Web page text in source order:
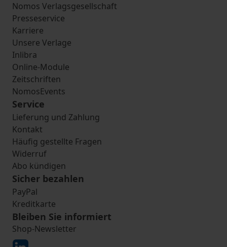
Nomos Verlagsgesellschaft
Presseservice
Karriere
Unsere Verlage
Inlibra
Online-Module
Zeitschriften
NomosEvents
Service
Lieferung und Zahlung
Kontakt
Häufig gestellte Fragen
Widerruf
Abo kündigen
Sicher bezahlen
PayPal
Kreditkarte
Bleiben Sie informiert
Shop-Newsletter